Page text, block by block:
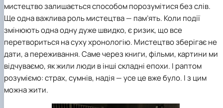
мистецтво залишається способом порозумітися без слів.
Ще одна важлива роль мистецтва — пам’ять. Коли події
змінюють одна одну дуже швидко, є ризик, що все
перетвориться на суху хронологію. Мистецтво зберігає не
дати, а переживання. Саме через книги, фільми, картини ми
відчуваємо, як жили люди в інші складні епохи. І раптом
розуміємо: страх, сумнів, надія — усе це вже було. І з цим
можна жити.